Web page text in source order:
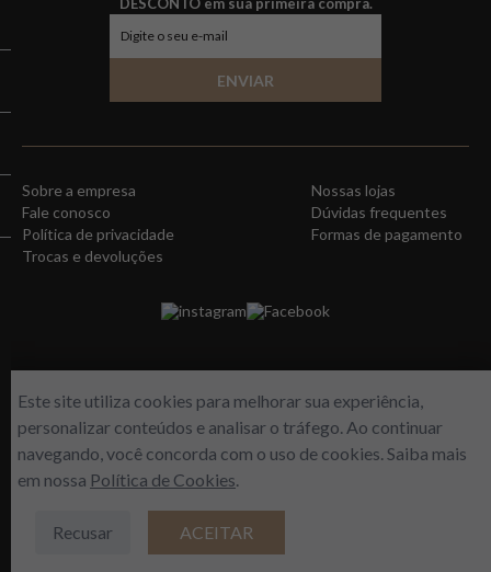
Este site utiliza cookies para melhorar sua experiência,
personalizar conteúdos e analisar o tráfego. Ao continuar
navegando, você concorda com o uso de cookies. Saiba mais
em nossa Política de Cookies.
Recusar ACEITAR
ENVIAR
Sobre a empresa
Nossas lojas
Fale conosco
Dúvidas frequentes
Política de privacidade
Formas de pagamento
Trocas e devoluções
instagram Facebook